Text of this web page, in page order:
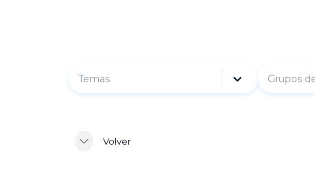
Temas Grupos
Volver